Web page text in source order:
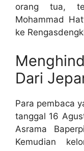
orang tua,
Mohammad
ke
Dari
Para pembaca
tanggal 16
Asrama
Kemudian